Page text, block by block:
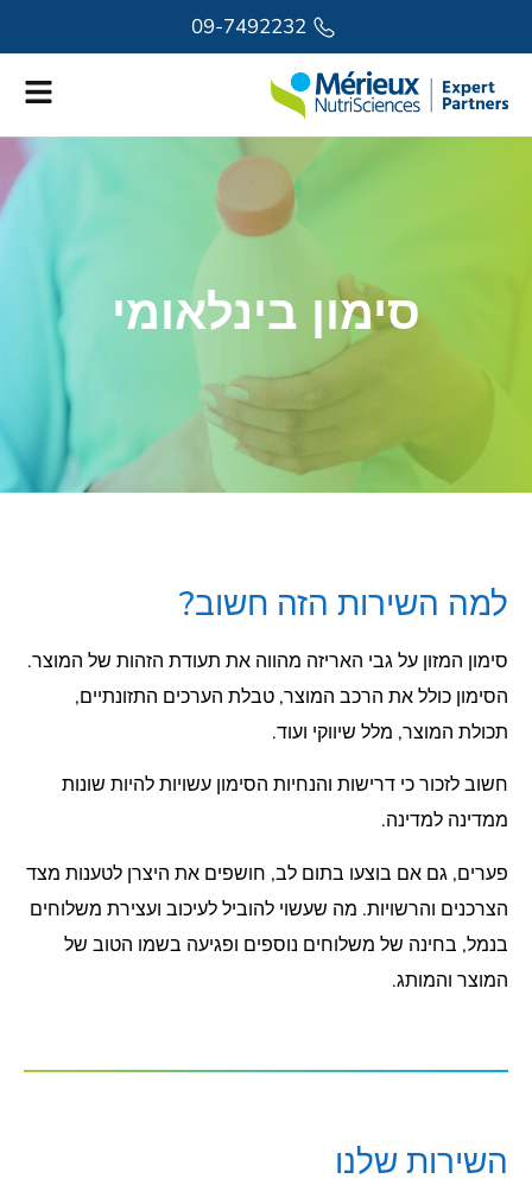
09-7492232
סימון בינלאומי
למה השירות הזה חשוב?
סימון המזון על גבי האריזה מהווה את תעודת הזהות של המוצר.
הסימון כולל את הרכב המוצר, טבלת הערכים התזונתיים,
תכולת המוצר, מלל שיווקי ועוד.
חשוב לזכור כי דרישות והנחיות הסימון עשויות להיות שונות
ממדינה למדינה.
פערים, גם אם בוצעו בתום לב, חושפים את היצרן לטענות מצד
הצרכנים והרשויות. מה שעשוי להוביל לעיכוב ועצירת משלוחים
בנמל, בחינה של משלוחים נוספים ופגיעה בשמו הטוב של
המוצר והמותג.
השירות שלנו